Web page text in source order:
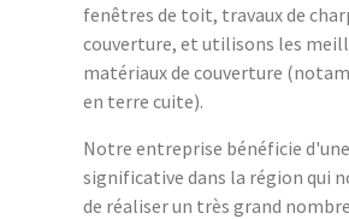
fenêtres de toit, travaux de
couverture, et utilisons les
matériaux de couverture
en terre cuite).
Notre entreprise bénéficie
significative dans la région qui
de réaliser un très grand